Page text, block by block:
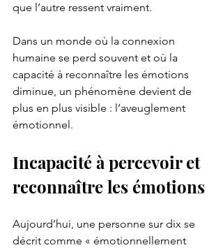
que l’autre ressent vraiment.
Dans un monde où la connexion
humaine se perd souvent et où la
capacité à reconnaître les émotions
diminue, un phénomène devient de
plus en plus visible : l’aveuglement
émotionnel.
Incapacité à percevoir et
reconnaître les émotions
Aujourd’hui, une personne sur dix se
décrit comme « émotionnellement